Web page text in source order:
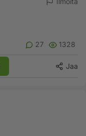
27 1328
Jaa